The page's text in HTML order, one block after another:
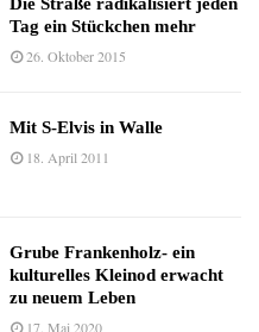
Tag ein Stückchen mehr
26. Oktober 2015
Mit S-Elvis in Walle
18. April 2011
Grube Frankenholz- ein
kulturelles Kleinod erwacht
zu neuem Leben
17. Mai 2020